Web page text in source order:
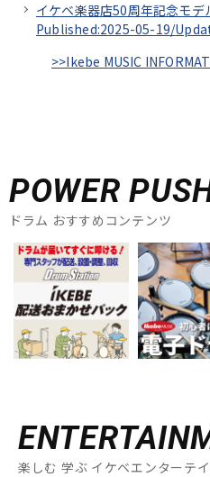
イケベ楽器店50周年記念モ
Published:2025-05-19/
>>Ikebe MUSIC
POWER
ドラム おすすめコンテンツ
楽しむ 学ぶ イケベエンターテ